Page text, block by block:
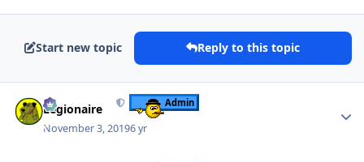
Start new topic Reply to this topic
Legionaire Admin
November 3, 20196 yr